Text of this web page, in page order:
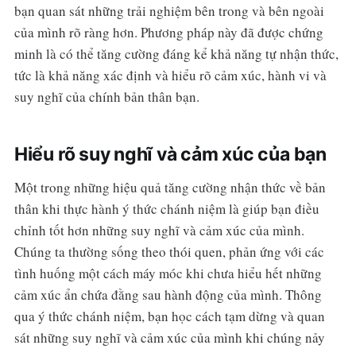
bạn quan sát những trải nghiệm bên trong và bên ngoài
của mình rõ ràng hơn. Phương pháp này đã được chứng
minh là có thể tăng cường đáng kể khả năng tự nhận thức,
tức là khả năng xác định và hiểu rõ cảm xúc, hành vi và
suy nghĩ của chính bản thân bạn.
Hiểu rõ suy nghĩ và cảm xúc của bạn
Một trong những hiệu quả tăng cường nhận thức về bản
thân khi thực hành ý thức chánh niệm là giúp bạn điều
chỉnh tốt hơn những suy nghĩ và cảm xúc của mình.
Chúng ta thường sống theo thói quen, phản ứng với các
tình huống một cách máy móc khi chưa hiểu hết những
cảm xúc ẩn chứa đằng sau hành động của mình. Thông
qua ý thức chánh niệm, bạn học cách tạm dừng và quan
sát những suy nghĩ và cảm xúc của mình khi chúng nảy